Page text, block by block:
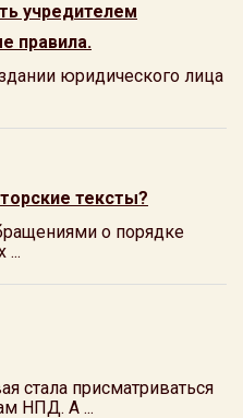
учредителем
правила.
юридического лица
тексты?
о порядке
...
стала присматриваться
НПД. А ...